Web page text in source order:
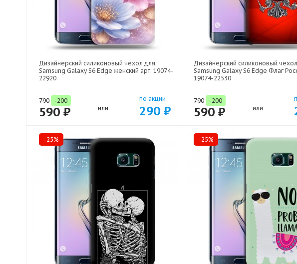
Дизайнерский силиконовый чехол для
Samsung Galaxy S6 Edge женский арт: 19074-
22920
790 -200
590 ₽ или
по акции
290 ₽
Дизайнерский силиконовый
Samsung Galaxy S6 Edge Флаг
19074-22530
790 -200
590 ₽ или
-25% -25%